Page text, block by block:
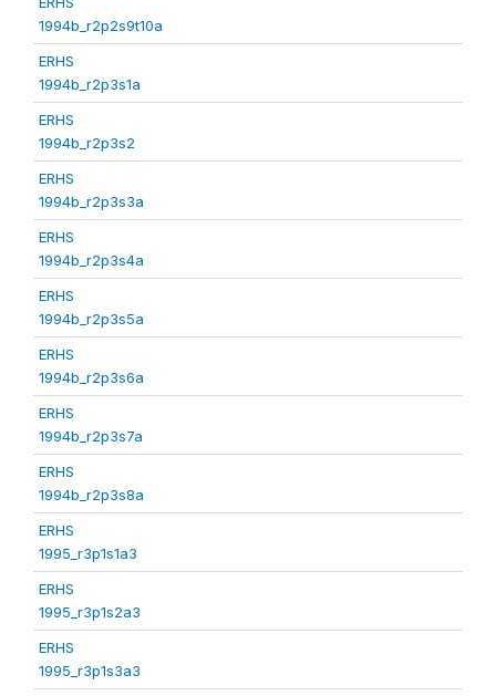
1994b_r2p2s9t10a
ERHS
1994b_r2p3s1a
ERHS
1994b_r2p3s2
ERHS
1994b_r2p3s3a
ERHS
1994b_r2p3s4a
ERHS
1994b_r2p3s5a
ERHS
1994b_r2p3s6a
ERHS
1994b_r2p3s7a
ERHS
1994b_r2p3s8a
ERHS
1995_r3p1s1a3
ERHS
1995_r3p1s2a3
ERHS
1995_r3p1s3a3